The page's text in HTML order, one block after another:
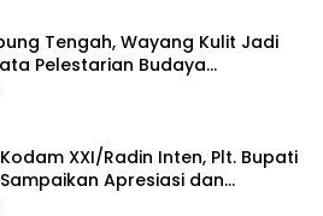
Tengah, Wayang Kulit Jadi
Pelestarian Budaya
Kodam XXI/Radin Inten, Plt. Bupati
Apresiasi dan
TNI